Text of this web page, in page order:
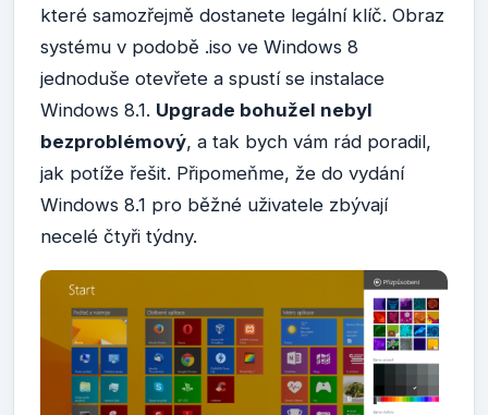
které samozřejmě dostanete legální klíč. Obraz
systému v podobě .iso ve Windows 8
jednoduše otevřete a spustí se instalace
Windows 8.1. Upgrade bohužel nebyl
bezproblémový, a tak bych vám rád poradil,
jak potíže řešit. Připomeňme, že do vydání
Windows 8.1 pro běžné uživatele zbývají
necelé čtyři týdny.